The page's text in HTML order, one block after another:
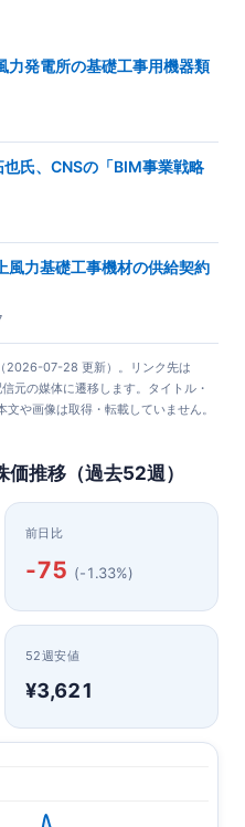
力発電所の基礎工事用機器類
氏、CNSの「BIM事業戦略
風力基礎工事機材の供給契約
2026-07-28 更新）。リンク先は
元の媒体に遷移します。タイトル・
や画像は取得・転載していません。
推移（過去52週）
前日比
-75 (-1.33%)
52週安値
¥3,621